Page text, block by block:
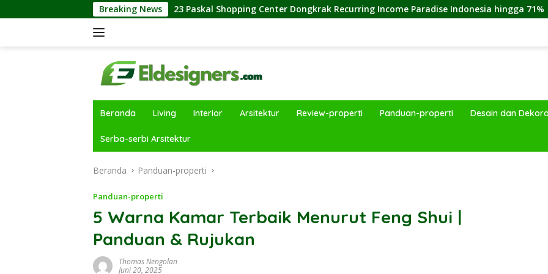
ke
Breaking News
23 Paskal Shopping Center Dongkrak Recurring Income Paradise Indonesia hingga 71% Cara
Beranda Living Interior Arsitektur Review-properti Panduan-properti Desain dan
Serba-serbi Arsitektur
Beranda Panduan-properti
Panduan-properti
5 Warna Kamar Terbaik Menurut Feng Shui |
Panduan & Rujukan
Thomas Nengolan
Juni 20, 2025